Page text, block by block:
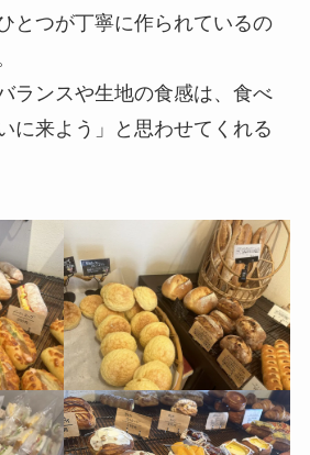
とつが丁寧に作られているの
ランスや生地の食感は、食べ
に来よう」と思わせてくれる